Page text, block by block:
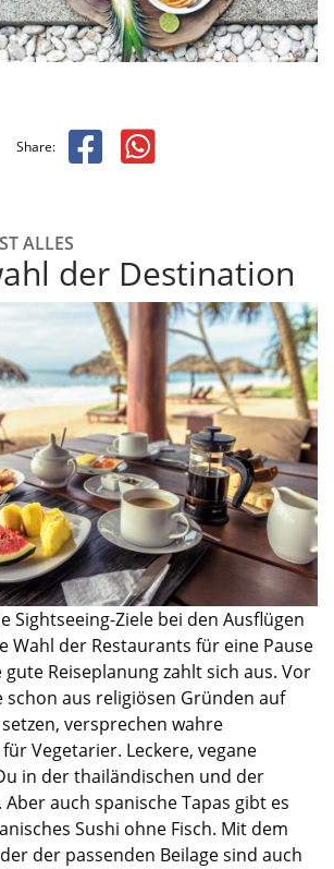
Share:
ALLES
der Destination
Sightseeing-Ziele bei den Ausflügen
Wahl der Restaurants für eine Pause
Reiseplanung zahlt sich aus. Vor
schon aus religiösen Gründen auf
versprechen wahre
Vegetarier. Leckere, vegane
in der thailändischen und der
auch spanische Tapas gibt es
Sushi ohne Fisch. Mit dem
der passenden Beilage sind auch